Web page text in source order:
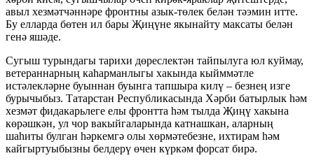
авыл хезмәтчәннәре фронтны азык-төлек белән тәэмин итте.
Бу елларда бөтен ил бары Җиңүне якынайту максаты белән
генә яшәде.
Сугыш турындагы тарихи дөреслектән тайпылуга юл куймау,
ветераннарның каһарманлыгы хакында кыйммәтле
истәлекләрне буыннан буынга тапшыра килү – безнең изге
бурычыбыз. Татарстан Республикасында Хәрби батырлык һәм
хезмәт фидакарьлеге елы фронтта һәм тылда Җиңү хакына
көрәшкән, ул чор вакыйгаларында катнашкан, аларның
шаһиты булган һәркемгә олы хөрмәтебезне, ихтирам һәм
кайгыртуыбызны белдерү өчен күркәм форсат бирә.